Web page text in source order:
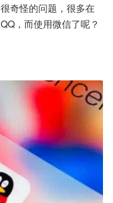
奇怪的问题，很多在
，而使用微信了呢？